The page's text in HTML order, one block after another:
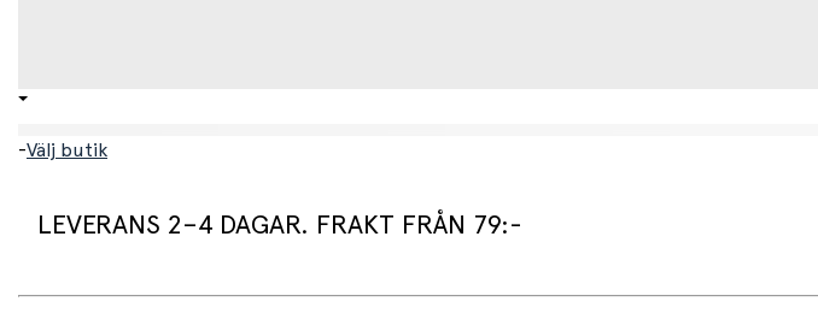
-Välj butik
LEVERANS 2–4 DAGAR. FRAKT FRÅN 79:-